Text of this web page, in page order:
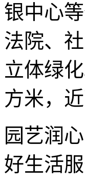
银中心
法院、
立体绿
方米，
园艺润
好生活